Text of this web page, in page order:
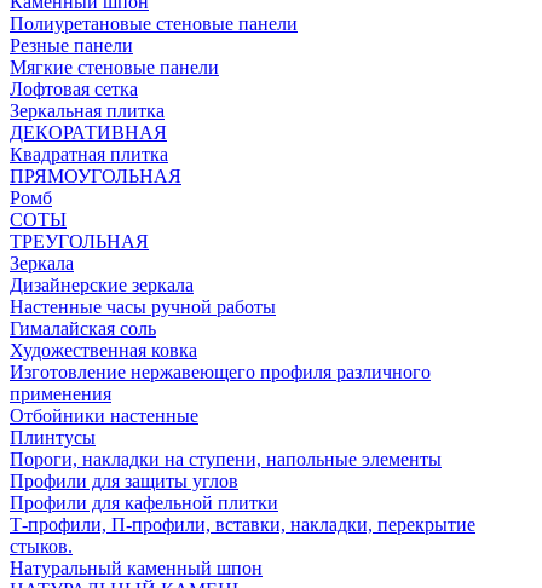
Полиуретановые стеновые панели
Резные панели
Мягкие стеновые панели
Лофтовая сетка
Зеркальная плитка
ДЕКОРАТИВНАЯ
Квадратная плитка
ПРЯМОУГОЛЬНАЯ
Ромб
СОТЫ
ТРЕУГОЛЬНАЯ
Зеркала
Дизайнерские зеркала
Настенные часы ручной работы
Гималайская соль
Художественная ковка
Изготовление нержавеющего профиля различного
применения
Отбойники настенные
Плинтусы
Пороги, накладки на ступени, напольные элементы
Профили для защиты углов
Профили для кафельной плитки
Т-профили, П-профили, вставки, накладки, перекрытие
стыков.
Натуральный каменный шпон